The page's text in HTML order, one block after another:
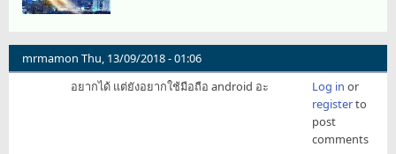
mrmamon Thu, 13/09/2018 - 01:06
อยากได้ แต่ยังอยากใช้มือถือ android อะ
Log in or
registerto
post
comments